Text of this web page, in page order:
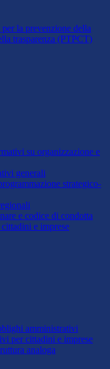
la prevenzione della
trasparenza (PTPCT)
su organizzazione e
generali
strategico-
e codice di condotta
e imprese
amministrativi
per cittadini e imprese
analoga